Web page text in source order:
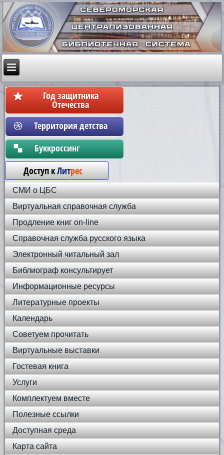
Год защитника
Отечества
Территория детства
Бyккpoccинг
Доступ кЛитрес
СМИ о ЦБС
Виртуальная справочная служба
Продление книг on-line
Справочная служба русского языка
Электронный читальный зал
Библиограф консультирует
Информационные ресурсы
Литературные проекты
Календарь
Советуем прочитать
Виртуальные выставки
Гостевая книга
Услуги
Комплектуем вместе
Полезные ссылки
Доступная среда
Карта сайта